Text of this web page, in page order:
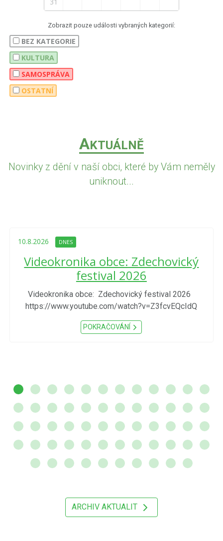
Zobrazit pouze události vybraných kategorií:
BEZ KATEGORIE
KULTURA
SAMOSPRÁVA
OSTATNÍ
AKTUÁLNĚ
Novinky z dění v naší obci, které by Vám neměly
uniknout...
10.8.2026 DNES
Videokronika obce: Zdechovický
festival 2026
Videokronika obce: Zdechovický festival 2026
https://www.youtube.com/watch?v=Z3fcvEQcIdQ
POKRAČOVÁNÍ
ARCHIV AKTUALIT